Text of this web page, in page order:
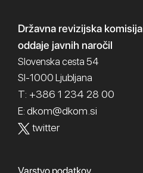
Državna revizijska komisija
oddaje javnih naročil
Slovenska cesta 54
SI-1000 Ljubljana
T: +386 1 234 28 00
E: dkom@dkom.si
twitter